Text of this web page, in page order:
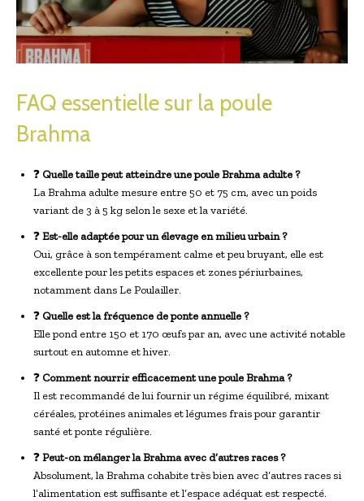
FAQ essentielle sur la poule
Brahma
❓ Quelle taille peut atteindre une poule Brahma adulte ?
La Brahma adulte mesure entre 50 et 75 cm, avec un poids
variant de 3 à 5 kg selon le sexe et la variété.
❓Est-elle adaptée pour un élevage en milieu urbain ?
Oui, grâce à son tempérament calme et peu bruyant, elle est
excellente pour les petits espaces et zones périurbaines,
notamment dans Le Poulailler.
❓ Quelle est la fréquence de ponte annuelle ?
Elle pond entre 150 et 170 œufs par an, avec une activité notable
surtout en automne et hiver.
❓ Comment nourrir efficacement une poule Brahma ?
Il est recommandé de lui fournir un régime équilibré, mixant
céréales, protéines animales et légumes frais pour garantir
santé et ponte régulière.
❓Peut-on mélanger la Brahma avec d’autres races ?
Absolument, la Brahma cohabite très bien avec d’autres races si
l’alimentation est suffisante et l’espace adéquat est respecté.